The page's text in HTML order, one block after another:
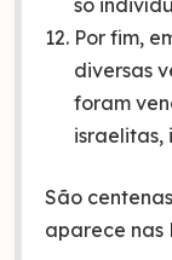
Por fim,
diversas
foram
israelitas,
São
aparece nas